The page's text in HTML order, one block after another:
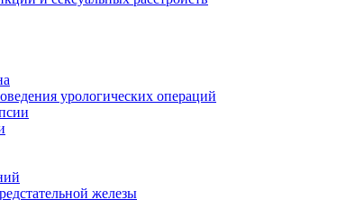
урологических операций
железы